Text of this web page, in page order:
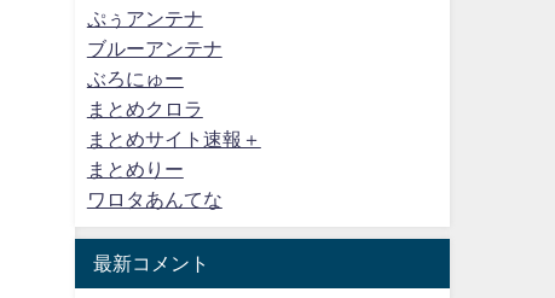
ぷぅアンテナ
ブルーアンテナ
ぶろにゅー
まとめクロラ
まとめサイト速報＋
まとめりー
ワロタあんてな
最新コメント